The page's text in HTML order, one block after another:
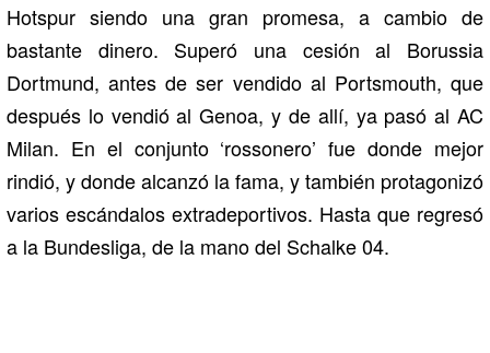
Hotspur siendo una gran promesa, a cambio de
bastante dinero. Superó una cesión al Borussia
Dortmund, antes de ser vendido al Portsmouth, que
después lo vendió al Genoa, y de allí, ya pasó al AC
Milan. En el conjunto ‘rossonero’ fue donde mejor
rindió, y donde alcanzó la fama, y también protagonizó
varios escándalos extradeportivos. Hasta que regresó
a la Bundesliga, de la mano del Schalke 04.